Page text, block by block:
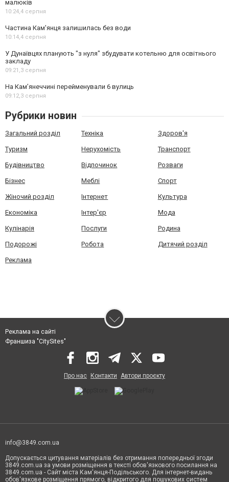
малюків
10:24,4 серпня
Частина Кам'янця залишилась без води
10:14,4 серпня
У Дунаївцях планують "з нуля" збудувати котельню для освітнього
закладу
09:21,3 серпня
На Камʼянеччині перейменували 6 вулиць
09:12,3 серпня
Рубрики новин
Загальний розділ Техніка Здоров'я
Туризм Нерухомість Транспорт
Будівництво Відпочинок Розваги
Бізнес Меблі Спорт
Жіночий розділ Інтернет Культура
Економіка Інтер'єр Мода
Кулінарія Послуги Родина
Подорожі Робота Дитячий розділ
Реклама
Реклама на сайті
Франшиза "CitySites"
Про нас Контакти Автори проєкту
info@3849.com.ua
Допускається цитування матеріалів без отримання попередньої згоди
3849.com.ua за умови розміщення в тексті обов'язкового посилання на
3849.com.ua - Сайт міста Кам'янця-Подільського. Для інтернет-видань
обов'язкове розміщення прямого, відкритого для пошукових систем